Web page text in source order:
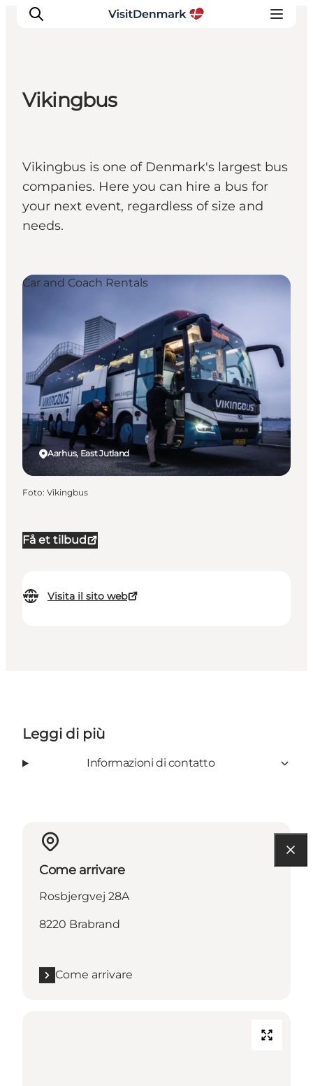
Cosa fare
Dove dormire
Pianifica il viaggio
Vikingbus
Vikingbus is one of Denmark's largest bus
companies. Here you can hire a bus for
your next event, regardless of size and
needs.
Få et tilbud
Visita il sito web
Aarhus, East Jutland
Car and Coach Rentals
Foto: Vikingbus
Leggi di più
Informazioni di contatto
Come arrivare
Rosbjergvej 28A
8220 Brabrand
Come arrivare